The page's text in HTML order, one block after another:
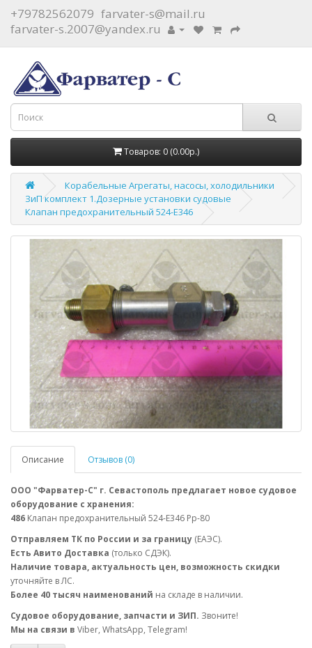
+79782562079 farvater-s@mail.ru
farvater-s.2007@yandex.ru
Товаров: 0 (0.00р.)
Корабельные Агрегаты, насосы, холодильники
ЗиП комплект 1.Дозерные установки судовые
Клапан предохранительный 524-Е346
Описание Отзывов (0)
ООО "Фарватер-С" г. Севастополь предлагает новое судовое
оборудование с хранения:
486 Клапан предохранительный 524-Е346 Рр-80
Отправляем ТК по России и за границу (ЕАЭС).
Есть Авито Доставка (только СДЭК).
Наличие товара, актуальность цен, возможность скидки
уточняйте в ЛС.
Более 40 тысяч наименований на складе в наличии.
Судовое оборудование, запчасти и ЗИП. Звоните!
Мы на связи в Viber, WhatsApp, Telegram!